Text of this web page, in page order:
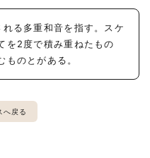
る多重和音を指す。スケ
を2度で積み重ねたもの
ものとがある。
へ戻る